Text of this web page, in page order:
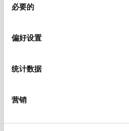
必要的
偏好设置
统计数据
营销
商品编号
防护格栅，筛孔大小 8 询价